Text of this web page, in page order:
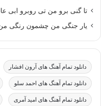
تا گنی برو من تی روبرو ابی
یار جنگی من چشمون رنگی من
دانلود تمام آهنگ های آرون افشار
دانلود تمام آهنگ های احمد سلو
دانلود تمام آهنگ های امید آمری